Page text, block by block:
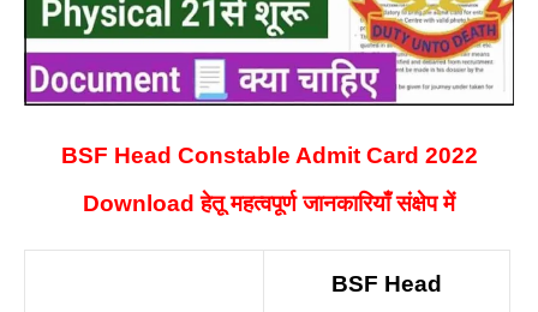
BSF Head Constable Admit Card 2022
Download हेतू महत्वपूर्ण जानकारियाँ संक्षेप में
BSF Head